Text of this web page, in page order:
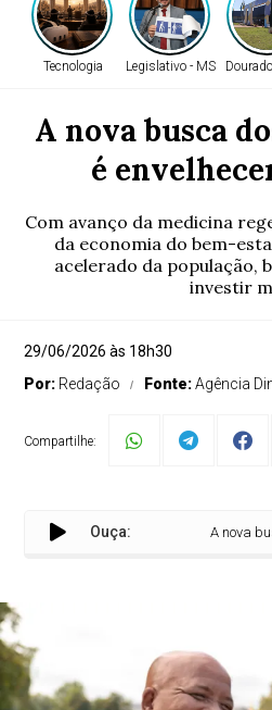
Tecnologia Legislativo - MS
A nova busca
é
Com avanço da medicina
da economia do bem-
acelerado da população,
investir
29/06/2026 às 18h30
Por: Redação Fonte:Agência
Compartilhe:
Ouça: A nova